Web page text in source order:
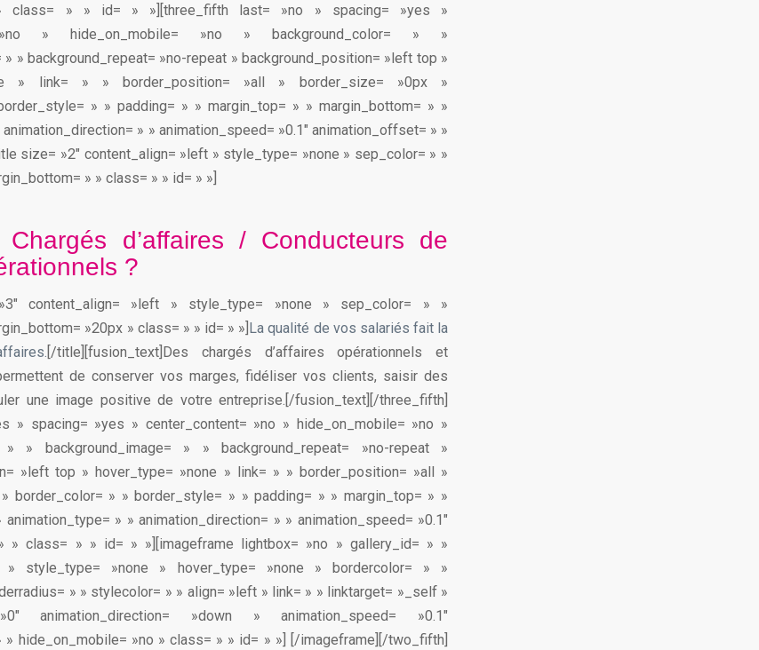
» class= » » id= » »][three_fifth last= »no » spacing= »yes »
»no » hide_on_mobile= »no » background_color= » »
» » background_repeat= »no-repeat » background_position= »left top »
» link= » » border_position= »all » border_size= »0px »
» » padding= » » margin_top= » » margin_bottom= » »
» » animation_speed= »0.1″ animation_offset= » »
size= »2″ content_align= »left » style_type= »none » sep_color= » »
» » class= » » id= » »]
d’affaires / Conducteurs de
?
content_align= »left » style_type= »none » sep_color= » »
»20px » class= » » id= » »] La qualité de vos salariés fait la
[/title][fusion_text]Des chargés d’affaires opérationnels et
de conserver vos marges, fidéliser vos clients, saisir des
une image positive de votre entreprise.[/fusion_text][/three_fifth]
» spacing= »yes » center_content= »no » hide_on_mobile= »no »
» » background_image= » » background_repeat= »no-repeat »
»left top » hover_type= »none » link= » » border_position= »all »
border_color= » » border_style= » » padding= » » margin_top= » »
» » animation_direction= » » animation_speed= »0.1″
» class= » » id= » »][imageframe lightbox= »no » gallery_id= » »
» style_type= »none » hover_type= »none » bordercolor= » »
» » stylecolor= » » align= »left » link= » » linktarget= »_self »
animation_direction= »down » animation_speed= »0.1″
hide_on_mobile= »no » class= » » id= » »]
[/imageframe][/two_fifth]